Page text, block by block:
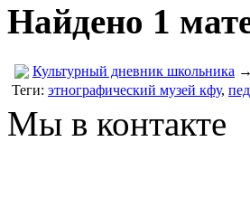
Найдено 1
Культурный дневник школьника →
Теги: этнографический музей кфу,
Мы в контакте